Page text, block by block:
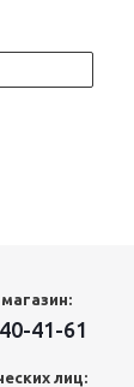
41-61
лиц: